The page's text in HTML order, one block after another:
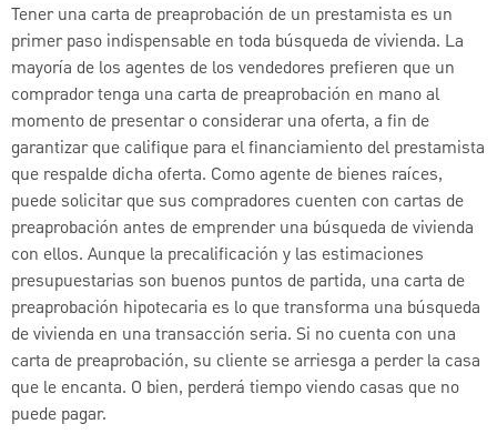
Tener una carta de preaprobación de un prestamista es un
primer paso indispensable en toda búsqueda de vivienda. La
mayoría de los agentes de los vendedores prefieren que un
comprador tenga una carta de preaprobación en mano al
momento de presentar o considerar una oferta, a fin de
garantizar que califique para el financiamiento del prestamista
que respalde dicha oferta. Como agente de bienes raíces,
puede solicitar que sus compradores cuenten con cartas de
preaprobación antes de emprender una búsqueda de vivienda
con ellos. Aunque la precalificación y las estimaciones
presupuestarias son buenos puntos de partida, una carta de
preaprobación hipotecaria es lo que transforma una búsqueda
de vivienda en una transacción seria. Si no cuenta con una
carta de preaprobación, su cliente se arriesga a perder la casa
que le encanta. O bien, perderá tiempo viendo casas que no
puede pagar.